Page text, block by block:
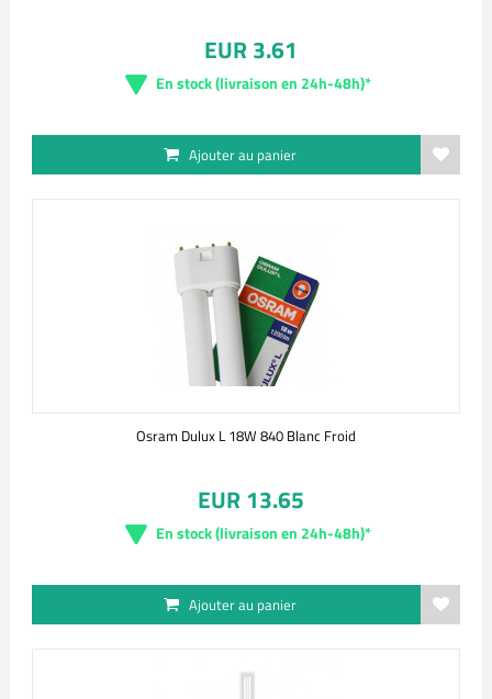
EUR 3.61
En stock (livraison en 24h-48h)*
Ajouter au panier
Osram Dulux L 18W 840 Blanc Froid
EUR 13.65
En stock (livraison en 24h-48h)*
Ajouter au panier